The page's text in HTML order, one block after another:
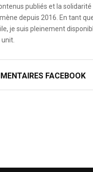
publiés et la
depuis 2016. En tant
je suis pleinement
FACEBOOK